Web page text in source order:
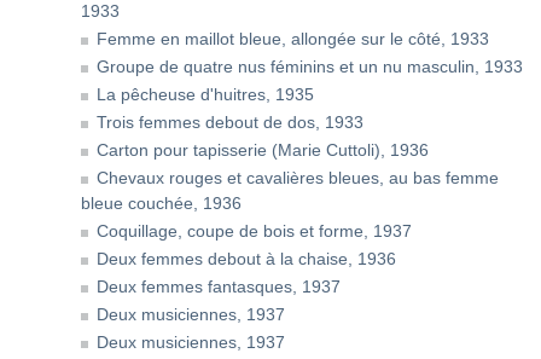
1933
Femme en maillot bleue, allongée sur le côté, 1933
Groupe de quatre nus féminins et un nu masculin, 1933
La pêcheuse d'huitres, 1935
Trois femmes debout de dos, 1933
Carton pour tapisserie (Marie Cuttoli), 1936
Chevaux rouges et cavalières bleues, au bas femme
bleue couchée, 1936
Coquillage, coupe de bois et forme, 1937
Deux femmes debout à la chaise, 1936
Deux femmes fantasques, 1937
Deux musiciennes, 1937
Deux musiciennes, 1937